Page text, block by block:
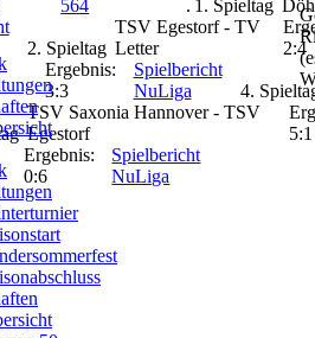
564
. 1. Spieltag
2. Spieltag
TSV Egestorf - TV
Letter
2:4
Ergebnis:
3:3
Spielbericht
NuLiga
4.
TSV Saxonia Hannover - TSV
Egestorf
5:1
Ergebnis:
0:6
Spielbericht
NuLiga